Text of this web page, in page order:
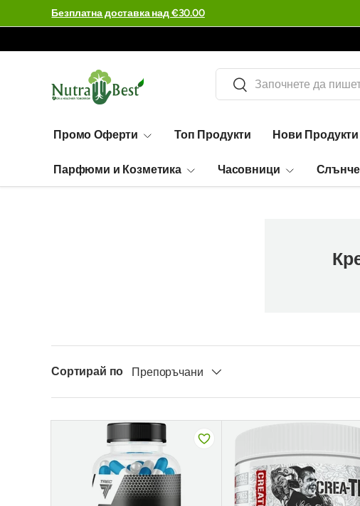
Огромен избор - 99,995 артикула
Търсене
Търсене
Промо Оферти Топ Продукти Нови Продукти
Парфюми и Козметика Часовници
Сортирай по Препоръчани